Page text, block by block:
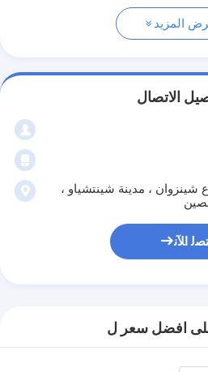
المزيد
الاتصال
11 رقم 518 شارع شينزوان ، مدينة شينتشياو ،
ﺍﻶﻧ
افضل سعر ل